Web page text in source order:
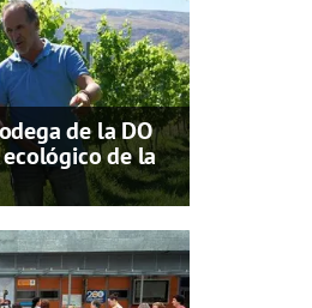
de la DO
de la